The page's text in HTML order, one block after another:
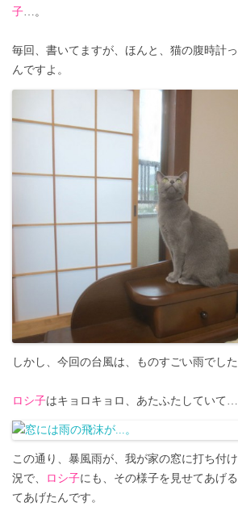
子…。
毎回、書いてますが、ほんと、猫の腹時計
んですよ。
しかし、今回の台風は、ものすごい雨でし
ロシ子はキョロキョロ、あたふたしていて…
この通り、暴風雨が、我が家の窓に打ち付
況で、
ロシ子にも、その様子を見せてあげ
てあげたんです。